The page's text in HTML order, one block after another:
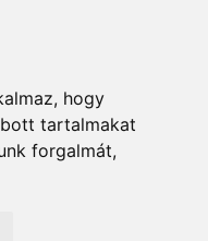
hogy
tartalmakat
forgalmát,